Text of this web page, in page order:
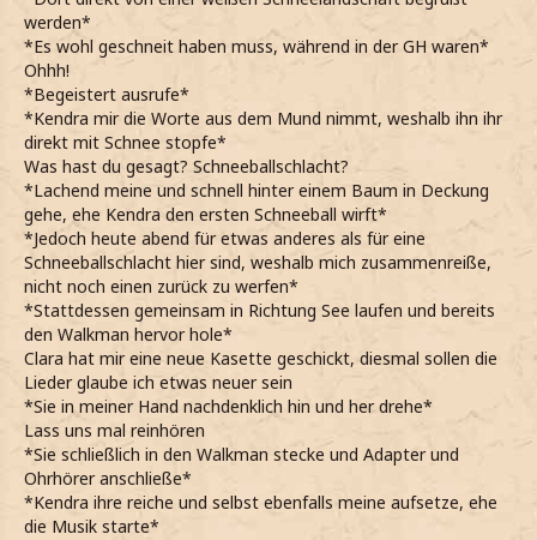
werden*
*Es wohl geschneit haben muss, während in der GH waren*
Ohhh!
*Begeistert ausrufe*
*Kendra mir die Worte aus dem Mund nimmt, weshalb ihn ihr
direkt mit Schnee stopfe*
Was hast du gesagt? Schneeballschlacht?
*Lachend meine und schnell hinter einem Baum in Deckung
gehe, ehe Kendra den ersten Schneeball wirft*
*Jedoch heute abend für etwas anderes als für eine
Schneeballschlacht hier sind, weshalb mich zusammenreiße,
nicht noch einen zurück zu werfen*
*Stattdessen gemeinsam in Richtung See laufen und bereits
den Walkman hervor hole*
Clara hat mir eine neue Kasette geschickt, diesmal sollen die
Lieder glaube ich etwas neuer sein
*Sie in meiner Hand nachdenklich hin und her drehe*
Lass uns mal reinhören
*Sie schließlich in den Walkman stecke und Adapter und
Ohrhörer anschließe*
*Kendra ihre reiche und selbst ebenfalls meine aufsetze, ehe
die Musik starte*